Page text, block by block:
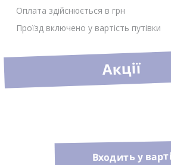
Оплата здійснюється в грн
Проїзд включено у вартість путівки
Акції
Входить у